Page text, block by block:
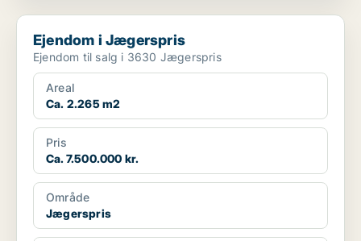
Ejendom i Jægerspris
Ejendom i Jægerspris
Ejendom til salg i 3630 Jægerspris
Areal
Ca. 2.265 m2
Pris
Ca. 7.500.000 kr.
Område
Jægerspris